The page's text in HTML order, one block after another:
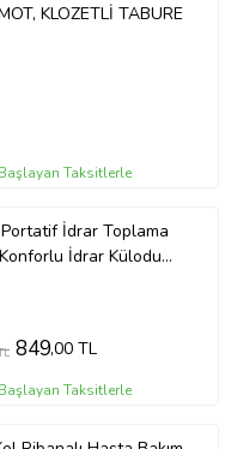
KLOZETLİ TABURE
Taksitlerle
İdrar Toplama
İdrar Külodu
Torbalı
849,00 TL
Taksitlerle